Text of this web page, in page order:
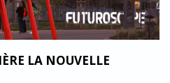
LA NOUVELLE